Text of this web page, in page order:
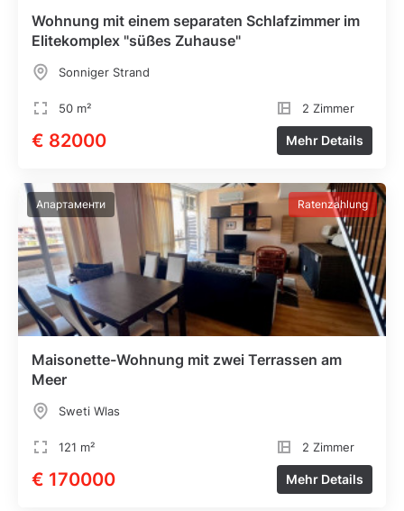
Wohnung mit einem separaten Schlafzimmer im
Elitekomplex "süßes Zuhause"
Sonniger Strand
50 m² 2 Zimmer
€ 82000 Mehr Details
Апартаменти Ratenzahlung
Maisonette-Wohnung mit zwei Terrassen am
Meer
Sweti Wlas
121 m² 2 Zimmer
€ 170000 Mehr Details